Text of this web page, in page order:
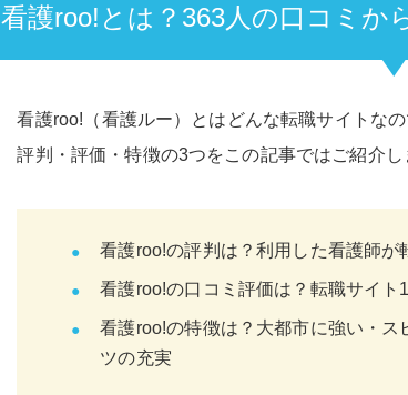
看護roo!とは？363人の口コミか
看護roo!（看護ルー）とはどんな転職サイトな
評判・評価・特徴の3つをこの記事ではご紹介し
看護roo!の評判は？利用した看護師が
看護roo!の口コミ評価は？転職サイト
看護roo!の特徴は？大都市に強い・
ツの充実